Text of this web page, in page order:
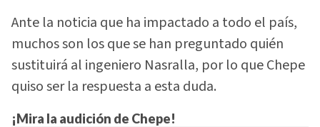
Ante la noticia que ha impactado a todo el país,
muchos son los que se han preguntado quién
sustituirá al ingeniero Nasralla, por lo que Chepe
quiso ser la respuesta a esta duda.
¡Mira la audición de Chepe!